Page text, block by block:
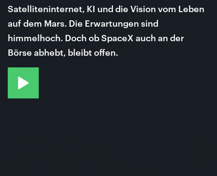
Satelliteninternet, KI und die Vision vom Leben
auf dem Mars. Die Erwartungen sind
himmelhoch. Doch ob SpaceX auch an der
Börse abhebt, bleibt offen.